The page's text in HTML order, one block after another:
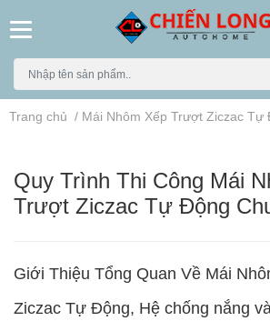
Trang chủ / Mái Nhôm Xếp Trượt Ziczac Tự
Quy Trình Thi Công Mái
Trượt Ziczac Tự Động
Giới Thiệu Tổng Quan Về Mái
Ziczac Tự Động, Hệ chống nắng